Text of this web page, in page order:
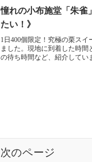
憧れの小布施堂「朱雀
たい！》
1日400個限定！究極の栗ス
ました。現地に到着した時
の待ち時間など、紹介してい
次のページ